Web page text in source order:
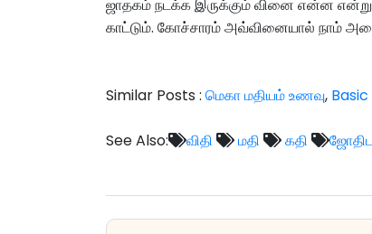
ஜாதகம் நடக்க இருக்கும் வினை என்ன என்று
காட்டும். கோச்சாரம் அவ்வினையால் நாம்
Similar Posts : மெகா மதியம் உணவு,
See Also: விதி மதி கதி